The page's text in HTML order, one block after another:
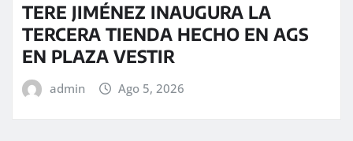
TERE JIMÉNEZ INAUGURA LA
TERCERA TIENDA HECHO EN AGS
EN PLAZA VESTIR
admin Ago 5, 2026